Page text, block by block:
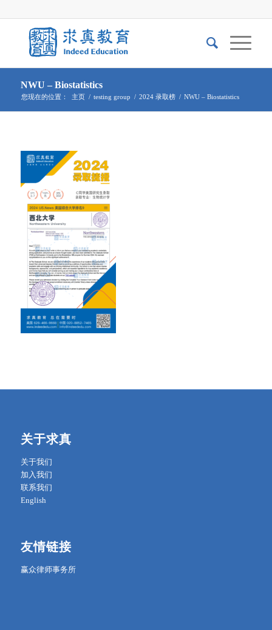
NWU – Biostatistics
您现在的位置： 主页 / testing group / 2024 录取榜 / NWU – Biostatistics
关于求真
关于我们
加入我们
联系我们
English
友情链接
赢众律师事务所